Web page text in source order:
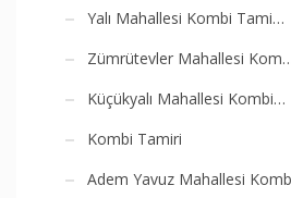
Yalı Mahallesi Kombi Tami…
Zümrütevler Mahallesi
Küçükyalı Mahallesi Kombi…
Kombi Tamiri
Adem Yavuz Mahallesi